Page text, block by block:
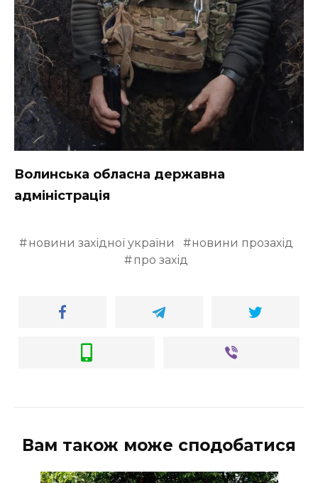
Волинська обласна державна
адміністрація
новини західної україни
новини прозахід
про захід
Вам також може сподобатися